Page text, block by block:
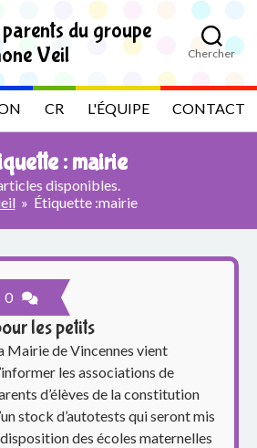
du groupe
Veil
Chercher
CR L'ÉQUIPE CONTACT
: mairie
disponibles.
» Étiquette :mairie
0
les petits
Mairie de Vincennes vient
les associations de
d’élèves de la constitution
stock d’autotests qui seront mis
des écoles maternelles